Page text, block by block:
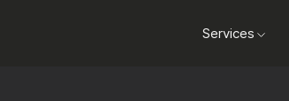
Services